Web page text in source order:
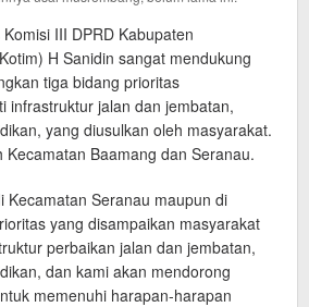
III DPRD Kabupaten
H Sanidin sangat mendukung
tiga bidang prioritas
infrastruktur jalan dan jembatan,
yang diusulkan oleh masyarakat.
Kecamatan Baamang dan Seranau.
Kecamatan Seranau maupun di
yang disampaikan masyarakat
perbaikan jalan dan jembatan,
dan kami akan mendorong
memenuhi harapan-harapan